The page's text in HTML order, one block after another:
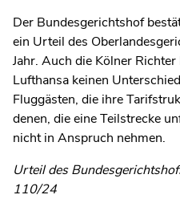
Der Bundesgerichtshof
ein Urteil des
Jahr. Auch die Kölner
Lufthansa keinen
Fluggästen, die ihre
denen, die eine Teilstrecke
nicht in Anspruch nehmen.
Urteil des
110/24